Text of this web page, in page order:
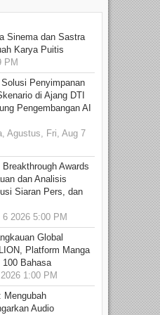
Sinema dan Sastra
Karya Puitis
PM
Penyimpanan
di Ajang DTI
Pengembangan AI
Agustus, Fri, Aug 7
Awards
dan Analisis
Siaran Pers, dan
2026 5:00 PM
Global
Platform Manga
100 Bahasa
1:00 PM
Mengubah
Audio